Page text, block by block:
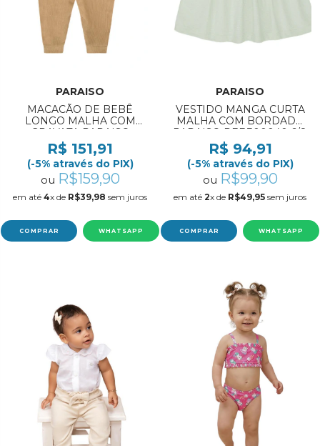
PARAISO
MACACÃO DE BEBÊ
LONGO MALHA COM
GRAVATA PARAISO
REF:19920 P/M
R$ 151,91
(-5% através do PIX)
ou R$159,90
em até 4x de R$39,98 sem juros
COMPRAR WHATSAPP
PARAISO
VESTIDO MANGA CURTA
MALHA COM BORDADO
PARAISO REF:300040 6/8
R$ 94,91
(-5% através do PIX)
ou R$99,90
em até 2x de R$49,95 sem juros
COMPRAR WHATSAPP